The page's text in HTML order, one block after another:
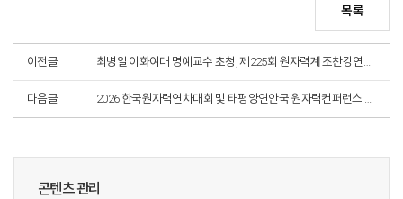
목록
이전글
다음글
콘텐츠 관리